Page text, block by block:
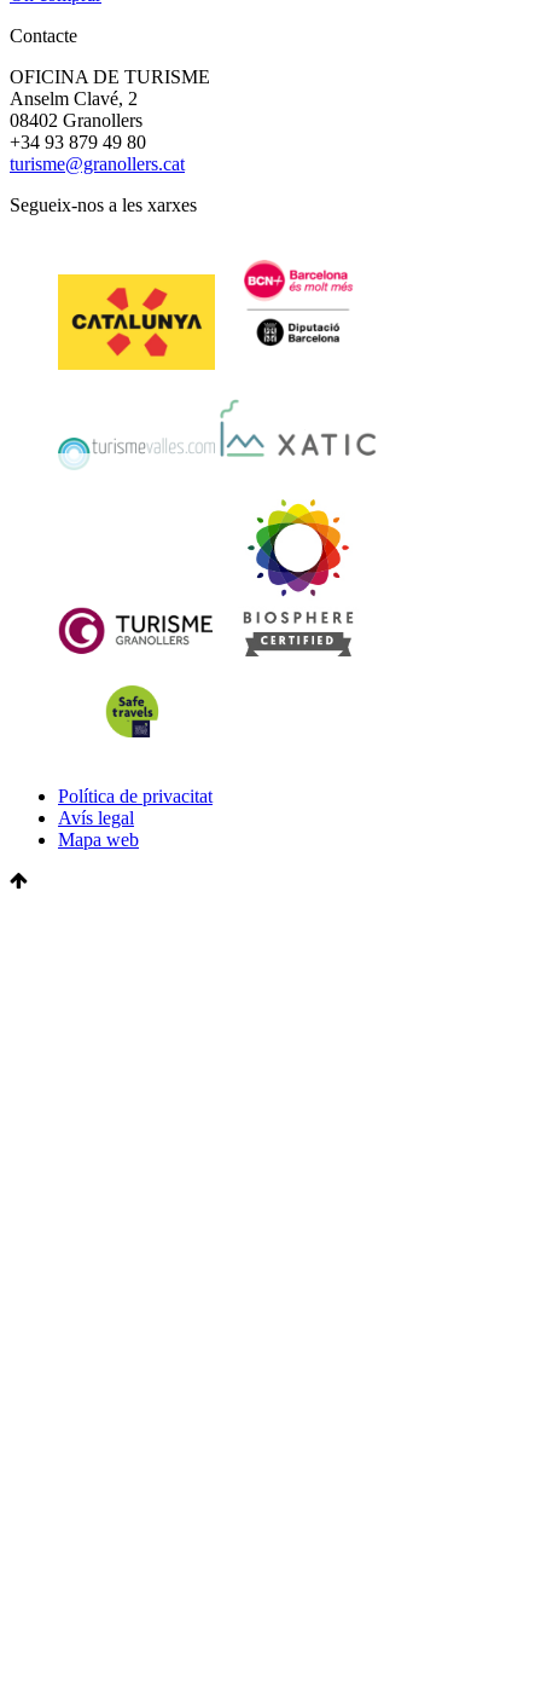
Contacte
OFICINA DE TURISME
Anselm Clavé, 2
08402 Granollers
+34 93 879 49 80
turisme@granollers.cat
Segueix-nos a les xarxes
Política de privacitat
Avís legal
Mapa web